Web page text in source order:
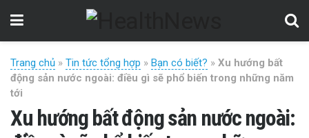
Trang chủ » Tin tức tổng hợp » Bạn có biết? » Xu hướng bất
động sản nước ngoài: điều gì sẽ phổ biến trong những năm
tới
Xu hướng bất động sản nước ngoài: